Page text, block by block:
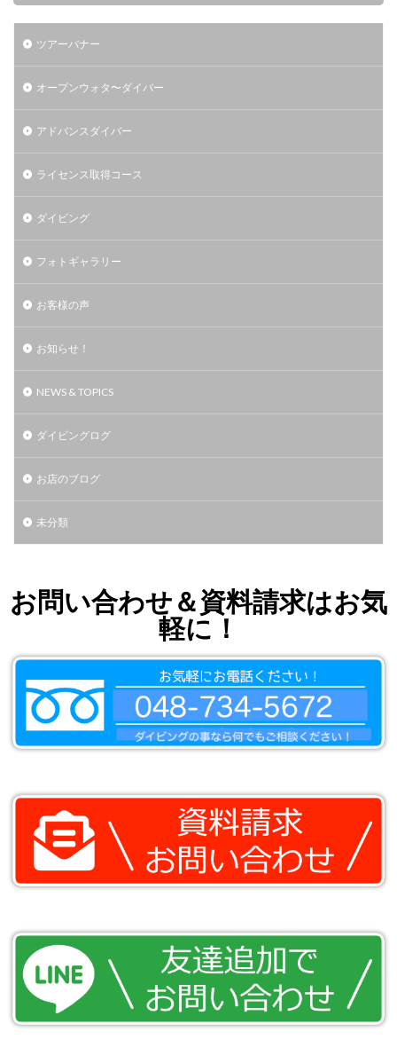
ツアーバナー
オープンウォタ〜ダイバー
アドバンスダイバー
ライセンス取得コース
ダイビング
フォトギャラリー
お客様の声
お知らせ！
NEWS & TOPICS
ダイビングログ
お店のブログ
未分類
お問い合わせ＆資料請求はお気
軽に！